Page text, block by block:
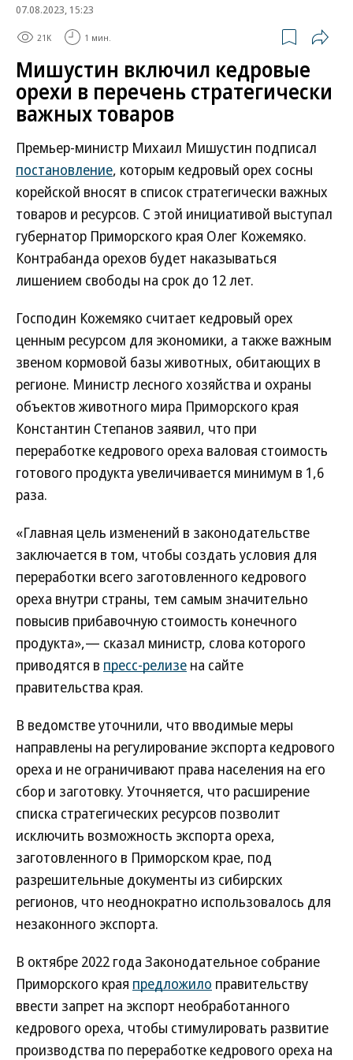
07.08.2023, 15:23
21K 1 мин.
Мишустин включил кедровые
орехи в перечень стратегически
важных товаров
Премьер-министр Михаил Мишустин подписал
постановление, которым кедровый орех сосны
корейской вносят в список стратегически важных
товаров и ресурсов. С этой инициативой выступал
губернатор Приморского края Олег Кожемяко.
Контрабанда орехов будет наказываться
лишением свободы на срок до 12 лет.
Господин Кожемяко считает кедровый орех
ценным ресурсом для экономики, а также важным
звеном кормовой базы животных, обитающих в
регионе. Министр лесного хозяйства и охраны
объектов животного мира Приморского края
Константин Степанов заявил, что при
переработке кедрового ореха валовая стоимость
готового продукта увеличивается минимум в 1,6
раза.
«Главная цель изменений в законодательстве
заключается в том, чтобы создать условия для
переработки всего заготовленного кедрового
ореха внутри страны, тем самым значительно
повысив прибавочную стоимость конечного
продукта»,— сказал министр, слова которого
приводятся в пресс-релизе на сайте
правительства края.
В ведомстве уточнили, что вводимые меры
направлены на регулирование экспорта кедрового
ореха и не ограничивают права населения на его
сбор и заготовку. Уточняется, что расширение
списка стратегических ресурсов позволит
исключить возможность экспорта ореха,
заготовленного в Приморском крае, под
разрешительные документы из сибирских
регионов, что неоднократно использовалось для
незаконного экспорта.
В октябре 2022 года Законодательное собрание
Приморского края предложило правительству
ввести запрет на экспорт необработанного
кедрового ореха, чтобы стимулировать развитие
производства по переработке кедрового ореха на